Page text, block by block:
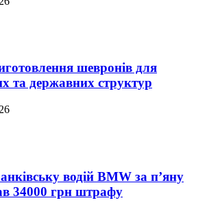
шевронів для
та державних структур
водій BMW за п’яну
34000 грн штрафу